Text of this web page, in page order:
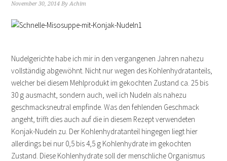
November 30, 2014 ByAchim
Nudelgerichte habe ich mir in den vergangenen Jahren nahezu
vollständig abgewöhnt. Nicht nur wegen des Kohlenhydratanteils,
welcher bei diesem Mehlprodukt im gekochten Zustand ca. 25 bis
30 g ausmacht, sondern auch, weil ich Nudeln als nahezu
geschmacksneutral empfinde. Was den fehlenden Geschmack
angeht, trifft dies auch auf die in diesem Rezept verwendeten
Konjak-Nudeln zu. Der Kohlenhydratanteil hingegen liegt hier
allerdings bei nur 0,5 bis 4,5 g Kohlenhydrate im gekochten
Zustand. Diese Kohlenhydrate soll der menschliche Organismus